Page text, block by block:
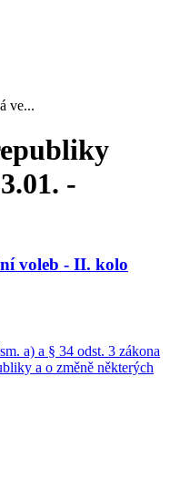
ve...
-
voleb - II. kolo
a) a § 34 odst. 3 zákona
a o změně některých